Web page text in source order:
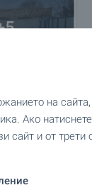
на
Ако
сайт и от трети